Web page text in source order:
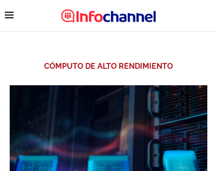
CÓMPUTO DE ALTO RENDIMIENTO